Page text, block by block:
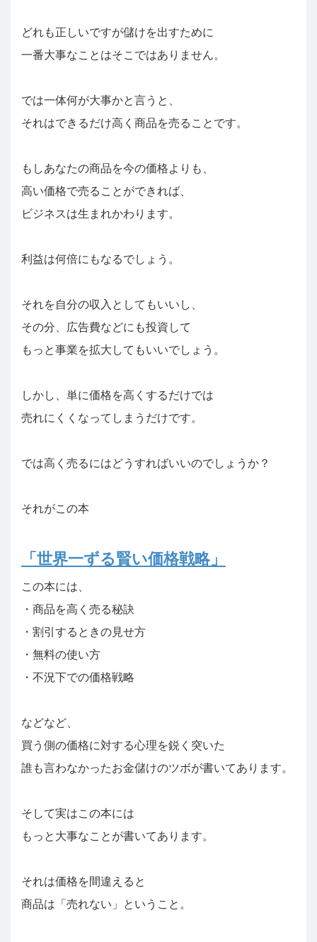
どれも正しいですが儲けを出すために
一番大事なことはそこではありません。
では一体何が大事かと言うと、
それはできるだけ高く商品を売ることです。
もしあなたの商品を今の価格よりも、
高い価格で売ることができれば、
ビジネスは生まれかわります。
利益は何倍にもなるでしょう。
それを自分の収入としてもいいし、
その分、広告費などにも投資して
もっと事業を拡大してもいいでしょう。
しかし、単に価格を高くするだけでは
売れにくくなってしまうだけです。
では高く売るにはどうすればいいのでしょうか？
それがこの本
「世界一ずる賢い価格戦略」
この本には、
・商品を高く売る秘訣
・割引するときの見せ方
・無料の使い方
・不況下での価格戦略
などなど、
買う側の価格に対する心理を鋭く突いた
誰も言わなかったお金儲けのツボが書いてあります。
そして実はこの本には
もっと大事なことが書いてあります。
それは価格を間違えると
商品は「売れない」ということ。